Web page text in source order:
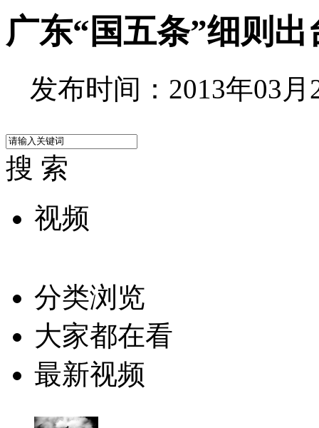
广东“国五条”细则
发布时间：2013年03月
搜 索
视频
分类浏览
大家都在看
最新视频